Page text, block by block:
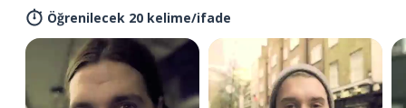
Öğrenilecek 20 kelime/ifade